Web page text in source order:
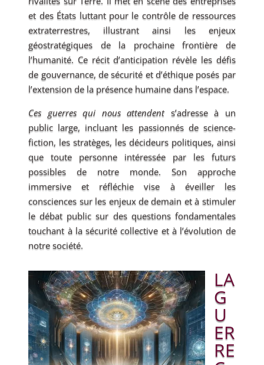
et des États luttant pour le contrôle de ressources
extraterrestres, illustrant ainsi les enjeux
géostratégiques de la prochaine frontière de
l’humanité. Ce récit d’anticipation révèle les défis
de gouvernance, de sécurité et d’éthique posés par
l’extension de la présence humaine dans l’espace.
Ces guerres qui nous attendents’adresse à un
public large, incluant les passionnés de science-
fiction, les stratèges, les décideurs politiques, ainsi
que toute personne intéressée par les futurs
possibles de notre monde. Son approche
immersive et réfléchie vise à éveiller les
consciences sur les enjeux de demain et à stimuler
le débat public sur des questions fondamentales
touchant à la sécurité collective et à l’évolution de
notre société.
LA
G
U
ER
RE